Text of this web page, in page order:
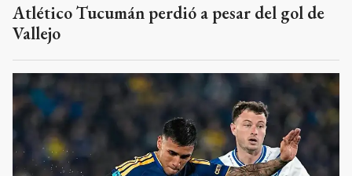
Atlético Tucumán perdió a pesar del gol de
Vallejo